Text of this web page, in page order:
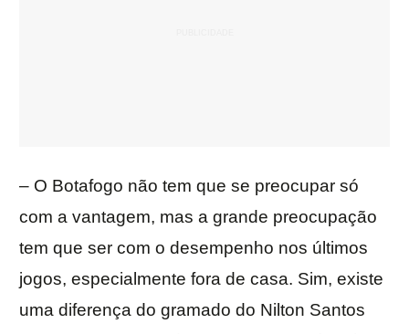
– O Botafogo não tem que se preocupar só
com a vantagem, mas a grande preocupação
tem que ser com o desempenho nos últimos
jogos, especialmente fora de casa. Sim, existe
uma diferença do gramado do Nilton Santos